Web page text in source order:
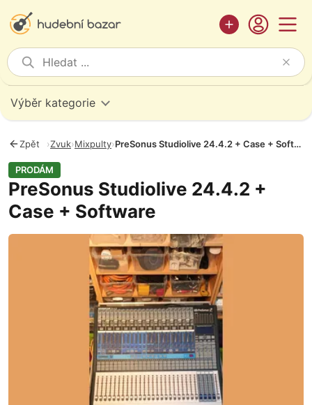
Výběr kategorie
Zpět ›Zvuk›Mixpulty› PreSonus Studiolive 24.4.2 + Case + Software
PRODÁM
PreSonus Studiolive 24.4.2 +
Case + Software
Fotografie